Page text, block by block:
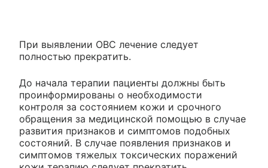
При выявлении ОВС лечение следует
полностью прекратить.
До начала терапии пациенты должны быть
проинформированы о необходимости
контроля за состоянием кожи и срочного
обращения за медицинской помощью в случае
развития признаков и симптомов подобных
состояний. В случае появления признаков и
симптомов тяжелых токсических поражений